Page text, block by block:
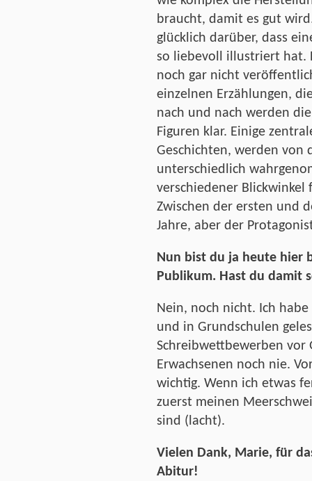
braucht, damit es gut
glücklich darüber, dass
so liebevoll illustriert hat.
noch gar nicht
einzelnen Erzählungen,
nach und nach werden
Figuren klar. Einige
Geschichten, werden von
unterschiedlich
verschiedener Blickwinkel
Zwischen der ersten und
Jahre, aber der
Nun bist du ja heute hier
Publikum. Hast du damit
Nein, noch nicht. Ich
und in Grundschulen
Schreibwettbewerben vor
Erwachsenen noch nie.
wichtig. Wenn ich etwas
zuerst meinen
sind (lacht).
Vielen Dank, Marie, für
Abitur!